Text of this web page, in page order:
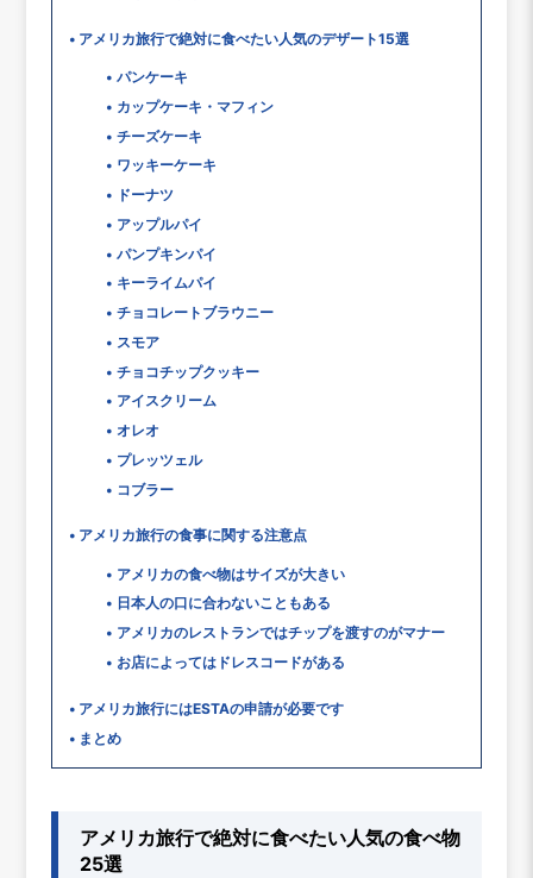
アメリカ旅行で絶対に食べたい人気のデザート15選
パンケーキ
カップケーキ・マフィン
チーズケーキ
ワッキーケーキ
ドーナツ
アップルパイ
パンプキンパイ
キーライムパイ
チョコレートブラウニー
スモア
チョコチップクッキー
アイスクリーム
オレオ
プレッツェル
コブラー
アメリカ旅行の食事に関する注意点
アメリカの食べ物はサイズが大きい
日本人の口に合わないこともある
アメリカのレストランではチップを渡すのがマナー
お店によってはドレスコードがある
アメリカ旅行にはESTAの申請が必要です
まとめ
アメリカ旅行で絶対に食べたい人気の食べ物
25選